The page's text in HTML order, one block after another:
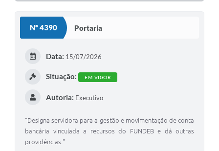
Nº 4390 Portaria
Data: 15/07/2026
Situação: EM VIGOR
Autoria: Executivo
"Designa servidora para a gestão e movimentação de conta
bancária vinculada a recursos do FUNDEB e dá outras
providências."